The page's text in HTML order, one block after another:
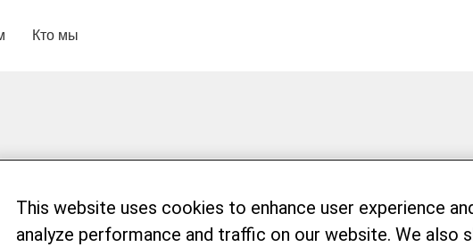
Кто мы
This website uses cookies to enhance user experience
analyze performance and traffic on our website. We also